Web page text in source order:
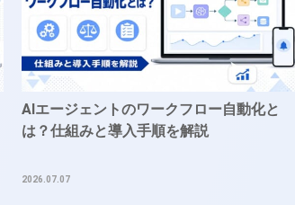
AIエージェントのワークフロー自動化と
は？仕組みと導入手順を解説
2026.07.07